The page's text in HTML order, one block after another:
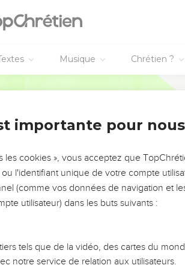
Musique Chrétien ?
!
vision. Mais on voit
que ce sont
les erreurs
que leurs erreurs
ou une famille,
importante pour nous
les cookies », vous acceptez que
l'identifiant unique de votre compte
(comme vos données de navigation et
utilisateur) dans les buts suivants :
tels que de la vidéo, des cartes du
notre service de relation aux utilisateurs.